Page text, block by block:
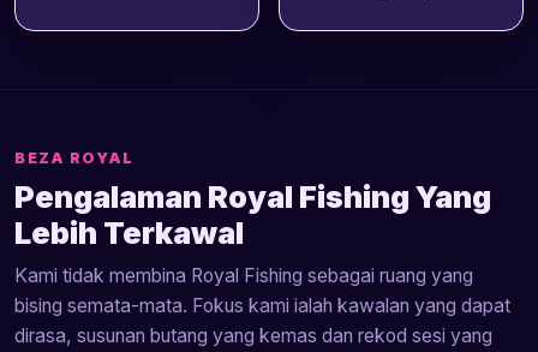
BEZA ROYAL
Pengalaman Royal Fishing Yang
Lebih Terkawal
Kami tidak membina Royal Fishing sebagai ruang yang
bising semata-mata. Fokus kami ialah kawalan yang dapat
dirasa, susunan butang yang kemas dan rekod sesi yang